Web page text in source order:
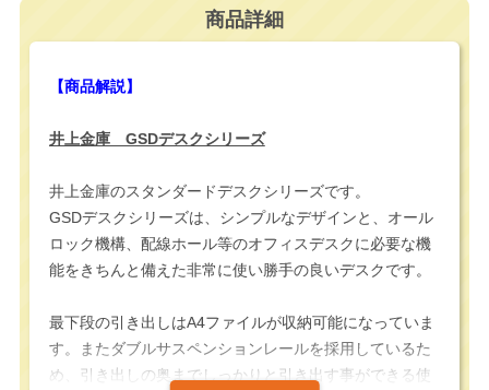
商品詳細
【商品解説】
井上金庫 GSDデスクシリーズ
井上金庫のスタンダードデスクシリーズです。
GSDデスクシリーズは、シンプルなデザインと、オール
ロック機構、配線ホール等のオフィスデスクに必要な機
能をきちんと備えた非常に使い勝手の良いデスクです。
最下段の引き出しはA4ファイルが収納可能になっていま
す。またダブルサスペンションレールを採用しているた
め、引き出しの奥までしっかりと引き出す事ができる使